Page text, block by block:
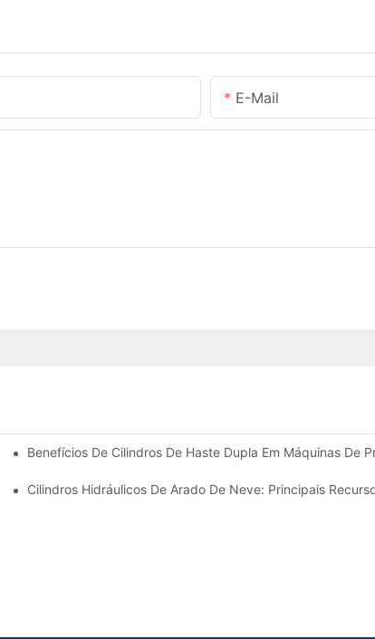
E-Mail
Benefícios De Cilindros De Haste Dupla Em Máquinas De
Cilindro Hidráulico
Cilindros Hidráulicos De Arado De Neve: Principais